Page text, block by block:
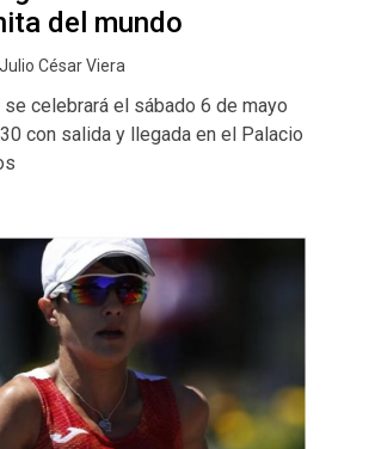
del mundo
César Viera
celebrará el sábado 6 de mayo
con salida y llegada en el Palacio